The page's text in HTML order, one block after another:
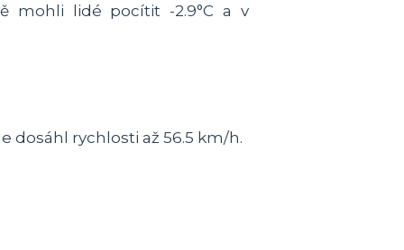
mohli lidé pocítit -2.9°C a v
dosáhl rychlosti až 56.5 km/h.